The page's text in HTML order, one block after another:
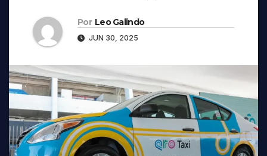
Por Leo Galindo
JUN 30, 2025